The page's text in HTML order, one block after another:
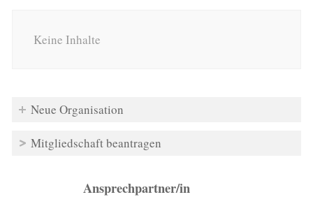
Keine Inhalte
Neue Organisation
Mitgliedschaft beantragen
Ansprechpartner/in